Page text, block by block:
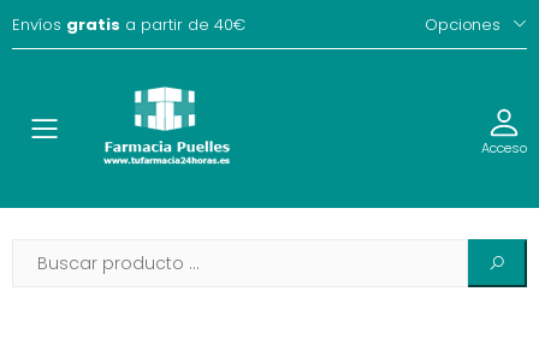
Envíos gratis a partir de 40€ Opciones
Toggle Acceso